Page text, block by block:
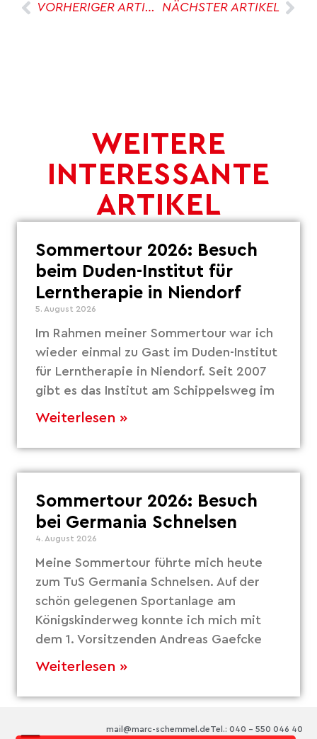
VORHERIGER ARTIKEL NÄCHSTER ARTIKEL
WEITERE
INTERESSANTE
ARTIKEL
Sommertour 2026: Besuch
beim Duden-Institut für
Lerntherapie in Niendorf
5. August 2026
Im Rahmen meiner Sommertour war ich
wieder einmal zu Gast im Duden-Institut
für Lerntherapie in Niendorf. Seit 2007
gibt es das Institut am Schippelsweg im
Weiterlesen »
Sommertour 2026: Besuch
bei Germania Schnelsen
4. August 2026
Meine Sommertour führte mich heute
zum TuS Germania Schnelsen. Auf der
schön gelegenen Sportanlage am
Königskinderweg konnte ich mich mit
dem 1. Vorsitzenden Andreas Gaefcke
Weiterlesen »
Tel.: 040 – 550 046 40
mail@marc-schemmel.de